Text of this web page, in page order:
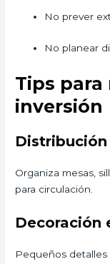
No prever
No planear
Tips
inversión
Organiza mesas,
para circulación.
Decoración
Pequeños